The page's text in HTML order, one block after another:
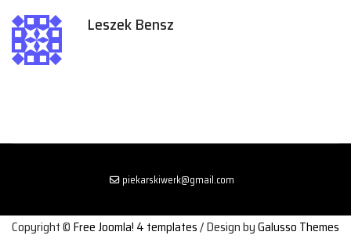
Leszek Bensz
piekarskiwerk@gmail.com
Copyright © Free Joomla! 4 templates/ Design byGalusso Themes